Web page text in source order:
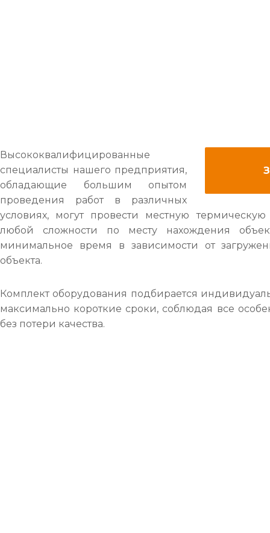
Высококвалифицированные
специалисты нашего предприятия,
обладающие большим опытом
проведения работ в различных
условиях, могут провести местную
любой сложности по месту нахождения
минимальное время в зависимости от
объекта.
Комплект оборудования подбирается
максимально короткие сроки, соблюдая все
без потери качества.